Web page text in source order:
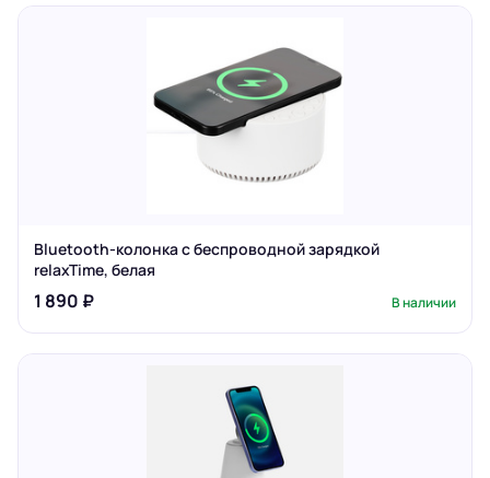
Bluetooth-колонка с беспроводной зарядкой
relaxTime, белая
1 890 ₽ В наличии